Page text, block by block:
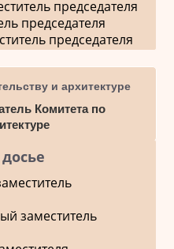
председателя
председателя
председателя
и архитектуре
Комитета по
заместитель